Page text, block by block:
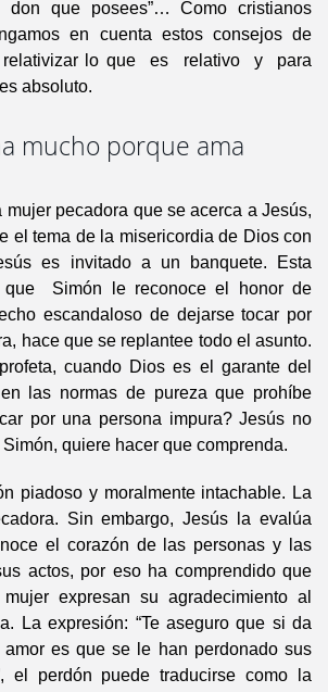
don que posees”… Como cristianos
en cuenta estos consejos de
relativizar lo que es relativo y para
absoluto.
mucho porque ama
mujer pecadora que se acerca a Jesús,
el tema de la misericordia de Dios con
es invitado a un banquete. Esta
que Simón le reconoce el honor de
escandaloso de dejarse tocar por
hace que se replantee todo el asunto.
cuando Dios es el garante del
las normas de pureza que prohíbe
por una persona impura? Jesús no
quiere hacer que comprenda.
piadoso y moralmente intachable. La
Sin embargo, Jesús la evalúa
el corazón de las personas y las
actos, por eso ha comprendido que
expresan su agradecimiento al
La expresión: “Te aseguro que si da
amor es que se le han perdonado sus
el perdón puede traducirse como la